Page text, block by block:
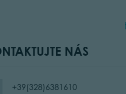
NÁS
+39(328)6381610